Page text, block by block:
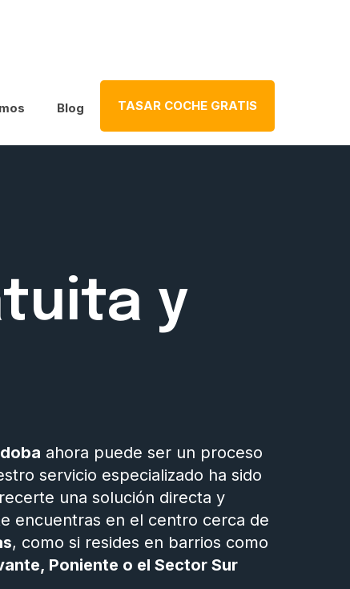
Blog TASAR COCHE GRATIS
y
ahora puede ser un proceso
servicio especializado ha sido
una solución directa y
encuentras en el centro cerca de
, como si resides en barrios como
Poniente o el Sector Sur